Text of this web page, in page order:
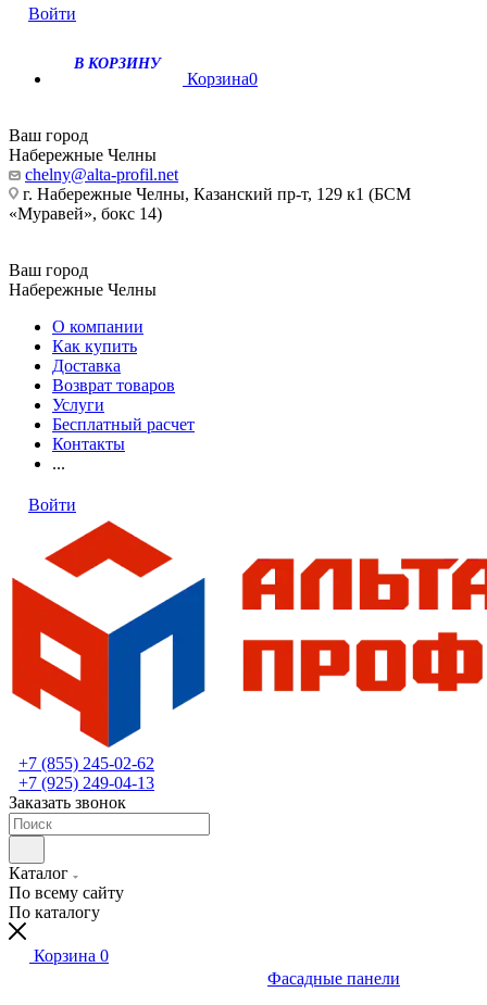
Войти
В КОРЗИНУ
Корзина0
Ваш город
Набережные Челны
chelny@alta-profil.net
г. Набережные Челны, Казанский пр-т, 129 к1 (БСМ
«Муравей», бокс 14)
Ваш город
Набережные Челны
О компании
Как купить
Доставка
Возврат товаров
Услуги
Бесплатный расчет
Контакты
...
Войти
+7 (855) 245-02-62
+7 (925) 249-04-13
Заказать звонок
Каталог
По всему сайту
По каталогу
Корзина 0
Фасадные панели